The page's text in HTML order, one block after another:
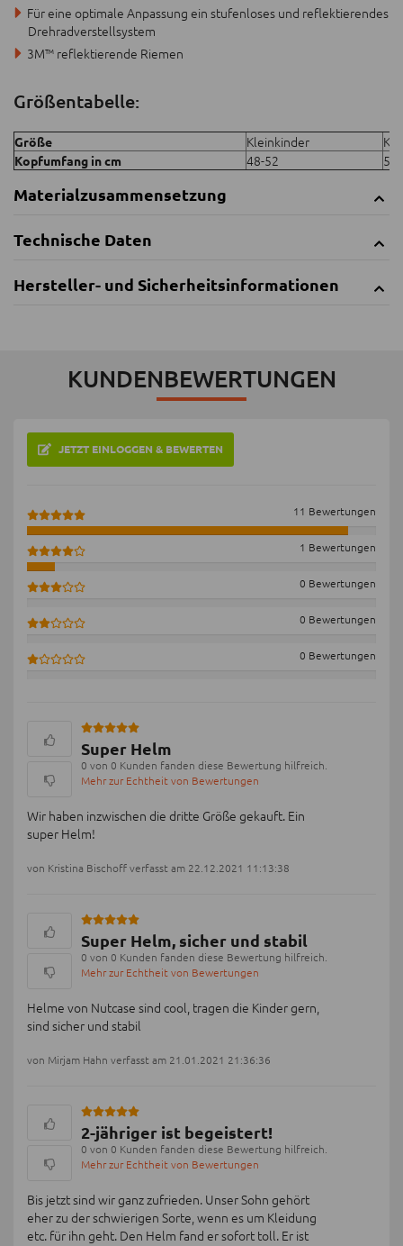
Für eine optimale Anpassung ein stufenloses und reflektierendes
Drehradverstellsystem
3M™ reflektierende Riemen
Größentabelle:
Größe Kleinkinder
Kopfumfang in cm 48-52
Materialzusammensetzung
Technische Daten
Hersteller- und Sicherheitsinformationen
KUNDENBEWERTUNGEN
JETZT EINLOGGEN & BEWERTEN
11 Bewertungen
1 Bewertungen
0 Bewertungen
0 Bewertungen
0 Bewertungen
Super Helm
0 von 0 Kunden fanden diese Bewertung hilfreich.
Mehr zur Echtheit von Bewertungen
Wir haben inzwischen die dritte Größe gekauft. Ein
super Helm!
von Kristina Bischoff verfasst am 22.12.2021 11:13:38
Super Helm, sicher und stabil
0 von 0 Kunden fanden diese Bewertung hilfreich.
Mehr zur Echtheit von Bewertungen
Helme von Nutcase sind cool, tragen die Kinder gern,
sind sicher und stabil
von Mirjam Hahn verfasst am 21.01.2021 21:36:36
2-jähriger ist begeistert!
0 von 0 Kunden fanden diese Bewertung hilfreich.
Mehr zur Echtheit von Bewertungen
Bis jetzt sind wir ganz zufrieden. Unser Sohn gehört
eher zu der schwierigen Sorte, wenn es um Kleidung
etc. für ihn geht. Den Helm fand er sofort toll. Er ist